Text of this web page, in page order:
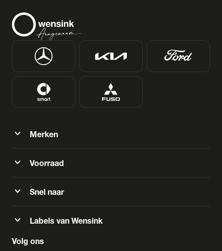
expand_more Merken
expand_more Voorraad
expand_more Snel naar
expand_more Labels van Wensink
Volg ons